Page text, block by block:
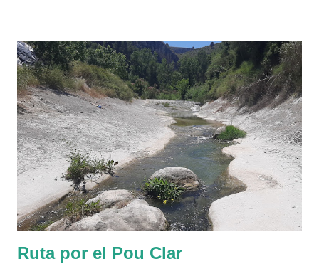
puedes encontrar a partir de 3€ o 4€ y ya lo que te quieras
gastar. A la izquierda la H7 con el casquillo que lleva el coche
La sorpresa vino con la otra, la H15, que es a la vez la de
cruce (cortas) y la de carretera (largas), cuando miré por
internet, me encontré que la susodicha valía entre 20 y 60€
cada una o_O! Decidí pasarme por una tienda local de
repuestos y cuando pregunté, al ver que tenía que ver el
tarifario ya me mosquee... 34€ y que no tenía stoc...
Ruta por el Pou Clar